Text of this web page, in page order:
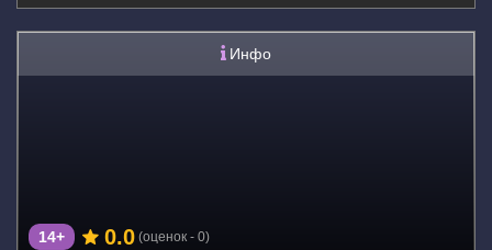
Инфо
14+ 0.0 (оценок - 0)